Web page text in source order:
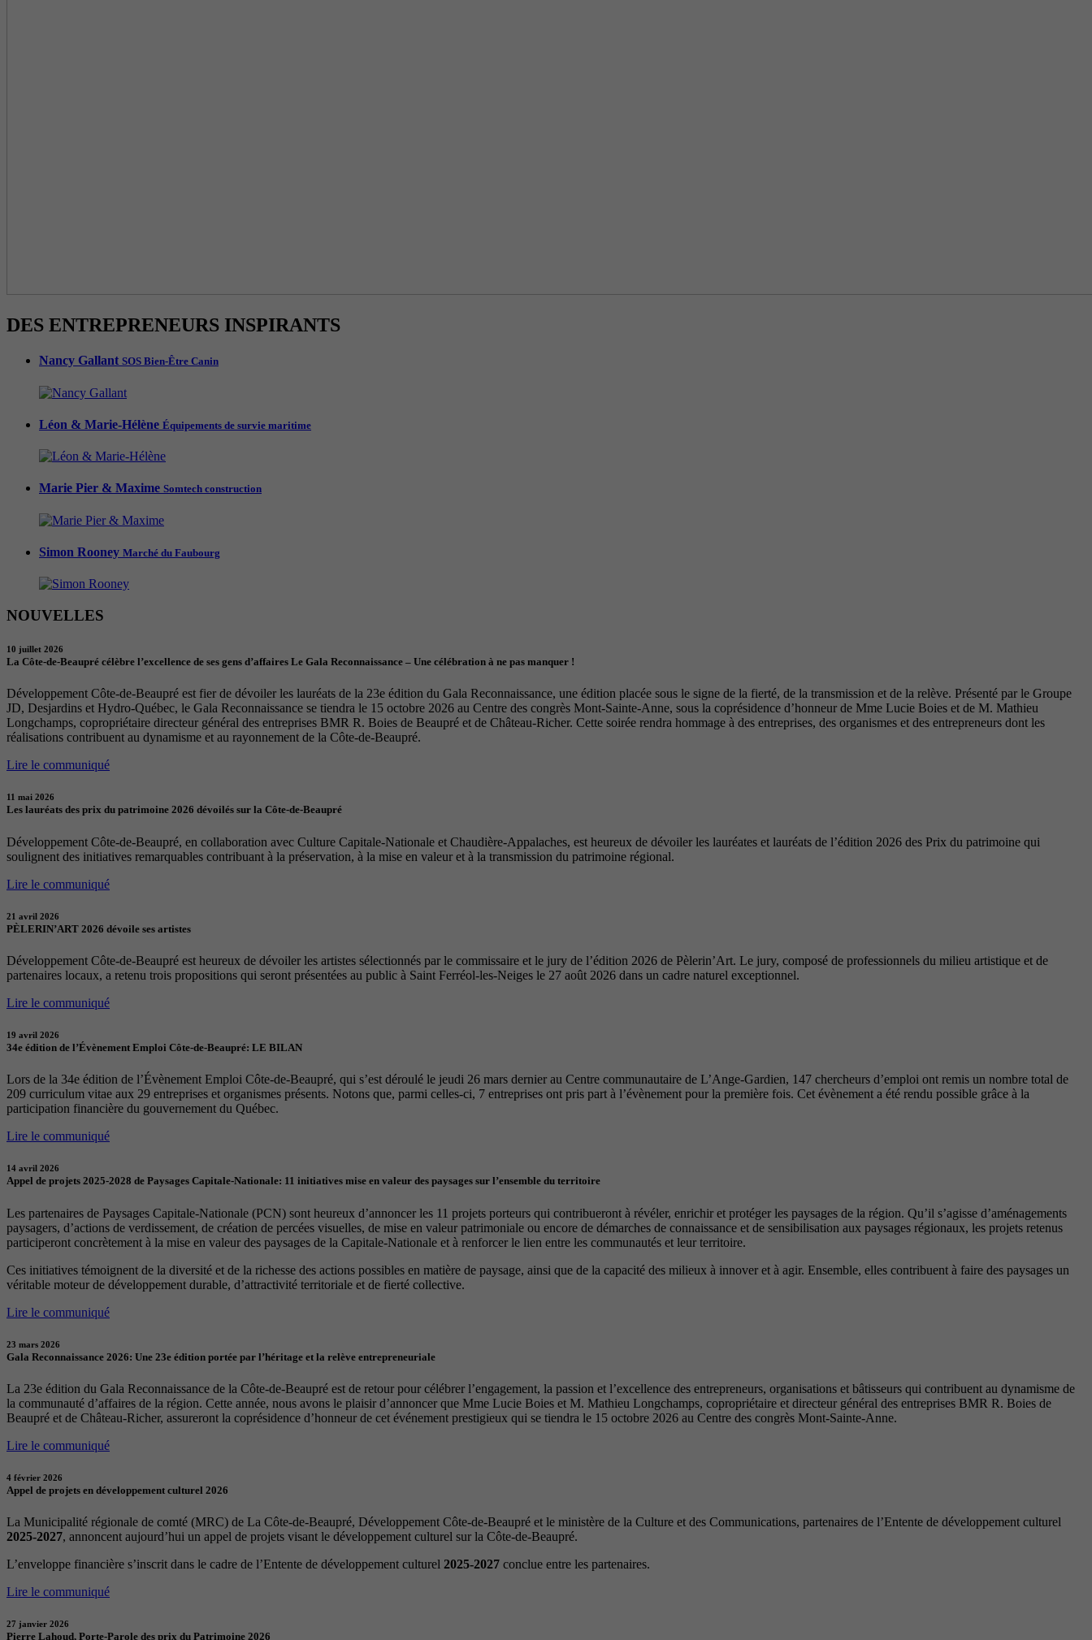
DES ENTREPRENEURS INSPIRANTS
Nancy Gallant SOS Bien-Être Canin
Léon & Marie-Hélène Équipements de survie maritime
Marie Pier & Maxime Somtech construction
Simon Rooney Marché du Faubourg
NOUVELLES
10 juillet 2026
La Côte-de-Beaupré célèbre l’excellence de ses gens d’affaires Le Gala Reconnaissance – Une célébration à ne pas manquer !
Développement Côte-de-Beaupré est fier de dévoiler les lauréats de la 23e édition du Gala Reconnaissance, une édition placée sous le signe de la fierté, de la transmission et de la relève. Présenté par le Groupe
JD, Desjardins et Hydro-Québec, le Gala Reconnaissance se tiendra le 15 octobre 2026 au Centre des congrès Mont-Sainte-Anne, sous la coprésidence d’honneur de Mme Lucie Boies et de M. Mathieu
Longchamps, copropriétaire directeur général des entreprises BMR R. Boies de Beaupré et de Château-Richer. Cette soirée rendra hommage à des entreprises, des organismes et des entrepreneurs dont les
réalisations contribuent au dynamisme et au rayonnement de la Côte-de-Beaupré.
Lire le communiqué
11 mai 2026
Les lauréats des prix du patrimoine 2026 dévoilés sur la Côte-de-Beaupré
Développement Côte-de-Beaupré, en collaboration avec Culture Capitale-Nationale et Chaudière-Appalaches, est heureux de dévoiler les lauréates et lauréats de l’édition 2026 des Prix du patrimoine qui
soulignent des initiatives remarquables contribuant à la préservation, à la mise en valeur et à la transmission du patrimoine régional.
Lire le communiqué
21 avril 2026
PÈLERIN’ART 2026 dévoile ses artistes
Développement Côte-de-Beaupré est heureux de dévoiler les artistes sélectionnés par le commissaire et le jury de l’édition 2026 de Pèlerin’Art. Le jury, composé de professionnels du milieu artistique et de
partenaires locaux, a retenu trois propositions qui seront présentées au public à Saint Ferréol-les-Neiges le 27 août 2026 dans un cadre naturel exceptionnel.
Lire le communiqué
19 avril 2026
34e édition de l’Évènement Emploi Côte-de-Beaupré: LE BILAN
Lors de la 34e édition de l’Évènement Emploi Côte-de-Beaupré, qui s’est déroulé le jeudi 26 mars dernier au Centre communautaire de L’Ange-Gardien, 147 chercheurs d’emploi ont remis un nombre total de
209 curriculum vitae aux 29 entreprises et organismes présents. Notons que, parmi celles-ci, 7 entreprises ont pris part à l’évènement pour la première fois. Cet évènement a été rendu possible grâce à la
participation financière du gouvernement du Québec.
Lire le communiqué
14 avril 2026
Appel de projets 2025-2028 de Paysages Capitale-Nationale: 11 initiatives mise en valeur des paysages sur l’ensemble du territoire
Les partenaires de Paysages Capitale-Nationale (PCN) sont heureux d’annoncer les 11 projets porteurs qui contribueront à révéler, enrichir et protéger les paysages de la région. Qu’il s’agisse d’aménagements
paysagers, d’actions de verdissement, de création de percées visuelles, de mise en valeur patrimoniale ou encore de démarches de connaissance et de sensibilisation aux paysages régionaux, les projets retenus
participeront concrètement à la mise en valeur des paysages de la Capitale-Nationale et à renforcer le lien entre les communautés et leur territoire.
Ces initiatives témoignent de la diversité et de la richesse des actions possibles en matière de paysage, ainsi que de la capacité des milieux à innover et à agir. Ensemble, elles contribuent à faire des paysages un
véritable moteur de développement durable, d’attractivité territoriale et de fierté collective.
Lire le communiqué
23 mars 2026
Gala Reconnaissance 2026: Une 23e édition portée par l’héritage et la relève entrepreneuriale
La 23e édition du Gala Reconnaissance de la Côte-de-Beaupré est de retour pour célébrer l’engagement, la passion et l’excellence des entrepreneurs, organisations et bâtisseurs qui contribuent au dynamisme de
la communauté d’affaires de la région. Cette année, nous avons le plaisir d’annoncer que Mme Lucie Boies et M. Mathieu Longchamps, copropriétaire et directeur général des entreprises BMR R. Boies de
Beaupré et de Château-Richer, assureront la coprésidence d’honneur de cet événement prestigieux qui se tiendra le 15 octobre 2026 au Centre des congrès Mont-Sainte-Anne.
Lire le communiqué
4 février 2026
Appel de projets en développement culturel 2026
La Municipalité régionale de comté (MRC) de La Côte-de-Beaupré, Développement Côte-de-Beaupré et le ministère de la Culture et des Communications, partenaires de l’Entente de développement culturel
2025-2027, annoncent aujourd’hui un appel de projets visant le développement culturel sur la Côte-de-Beaupré.
L’enveloppe financière s’inscrit dans le cadre de l’Entente de développement culturel 2025-2027 conclue entre les partenaires.
Lire le communiqué
27 janvier 2026
Pierre Lahoud, Porte-Parole des prix du Patrimoine 2026